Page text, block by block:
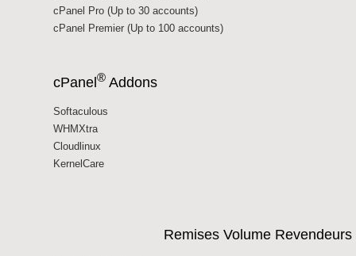
cPanel Pro (Up to 30 accounts)
cPanel Premier (Up to 100 accounts)
cPanel® Addons
Softaculous
WHMXtra
Cloudlinux
KernelCare
Remises Volume